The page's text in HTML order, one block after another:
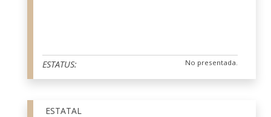
ESTATUS: No presentada.
ESTATAL